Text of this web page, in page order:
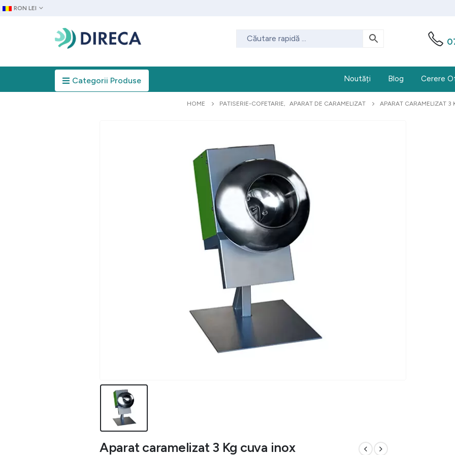
RON LEI
Categorii Produse Noutăți Blog Cerere
HOME PATISERIE-COFETARIE, APARAT DE CARAMELIZAT APARAT CARAMELIZAT 3
Aparat caramelizat 3 Kg cuva inox